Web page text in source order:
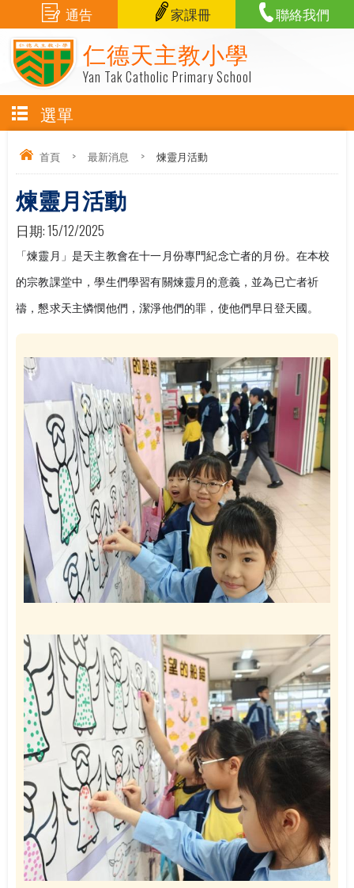
仁德天主教小學
Yan Tak Catholic Primary School
通告 家課冊 聯絡我們
選單
首頁 > 最新消息 > 煉靈月活動
煉靈月活動
日期:15/12/2025
「煉靈月」是天主教會在十一月份專門紀念亡者的月份。在本校
的宗教課堂中，學生們學習有關煉靈月的意義，並為已亡者祈
禱，懇求天主憐憫他們，潔淨他們的罪，使他們早日登天國。